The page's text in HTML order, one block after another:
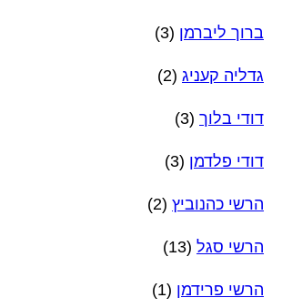
ברוך ליברמן (3)
גדליה קעניג (2)
דודי בלוך (3)
דודי פלדמן (3)
הרשי כהנוביץ (2)
הרשי סגל (13)
הרשי פרידמן (1)